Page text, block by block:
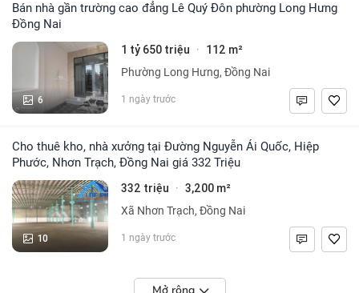
Bán nhà gần trường cao đẳng Lê Quý Đôn phường Long Hưng
Đồng Nai
6
1 tỷ 650 triệu · 112 m²
Phường Long Hưng, Đồng Nai
1 ngày trước
Cho thuê kho, nhà xưởng tại Đường Nguyễn Ái Quốc, Hiệp
Phước, Nhơn Trạch, Đồng Nai giá 332 Triệu
10
332 triệu · 3,200 m²
Xã Nhơn Trạch, Đồng Nai
1 ngày trước